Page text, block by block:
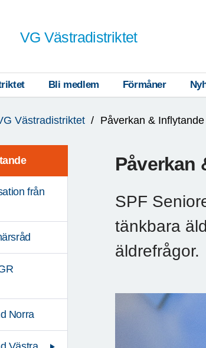
VG Västradistriktet
Bli medlem Förmåner
Västradistriktet Påverkan & Inflytande
från
Norra
Påverkan
SPF
tänkbara
äldrefrågor.